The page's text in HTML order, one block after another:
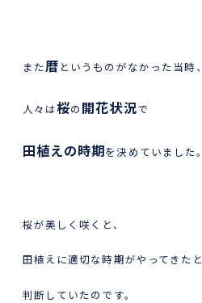
また暦 というものがなかった当時、
人々は桜の 開花状況で
田植えの時期を決めていました。
桜が美しく咲くと、
田植えに適切な時期がやってきたと
判断していたのです。